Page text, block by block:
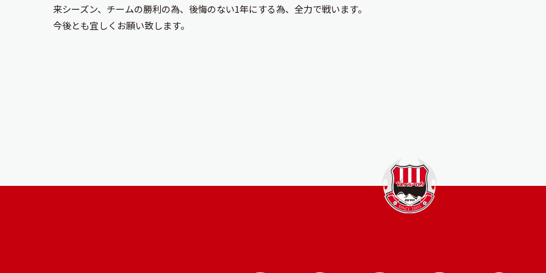
来シーズン、チームの勝利の為、後悔のない1年にする為、全力で戦います。
今後とも宜しくお願い致します。